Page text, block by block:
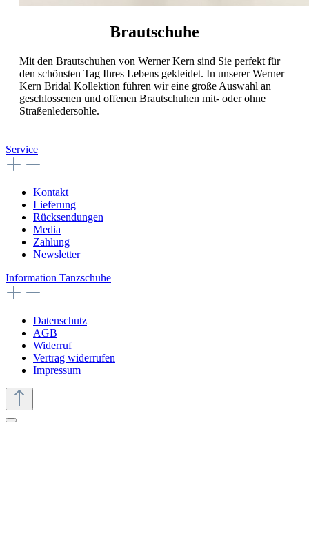
Brautschuhe
Mit den Brautschuhen von Werner Kern sind Sie perfekt für
den schönsten Tag Ihres Lebens gekleidet. In unserer Werner
Kern Bridal Kollektion führen wir eine große Auswahl an
geschlossenen und offenen Brautschuhen mit- oder ohne
Straßenledersohle.
Service
Kontakt
Lieferung
Rücksendungen
Media
Zahlung
Newsletter
Information Tanzschuhe
Datenschutz
AGB
Widerruf
Vertrag widerrufen
Impressum